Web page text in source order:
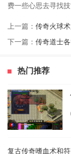
费一些心思去寻找
上一篇： 传奇火球
下一篇： 传奇道士
热门推荐
复古传奇嗜血术和